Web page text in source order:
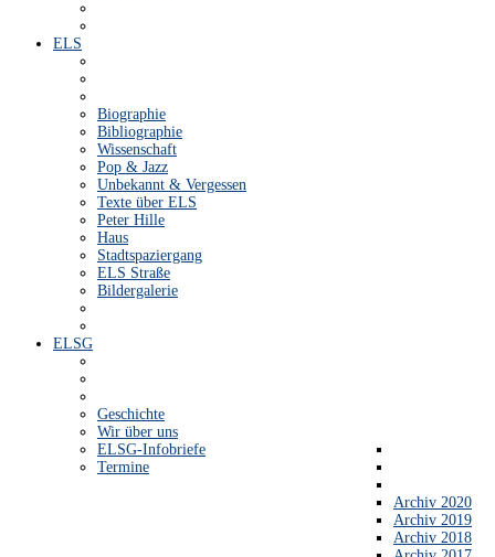
ELS
Biographie
Bibliographie
Wissenschaft
Pop & Jazz
Unbekannt & Vergessen
Texte über ELS
Peter Hille
Haus
Stadtspaziergang
ELS Straße
Bildergalerie
ELSG
Geschichte
Wir über uns
ELSG-Infobriefe
Termine
Archiv 2020
Archiv 2019
Archiv 2018